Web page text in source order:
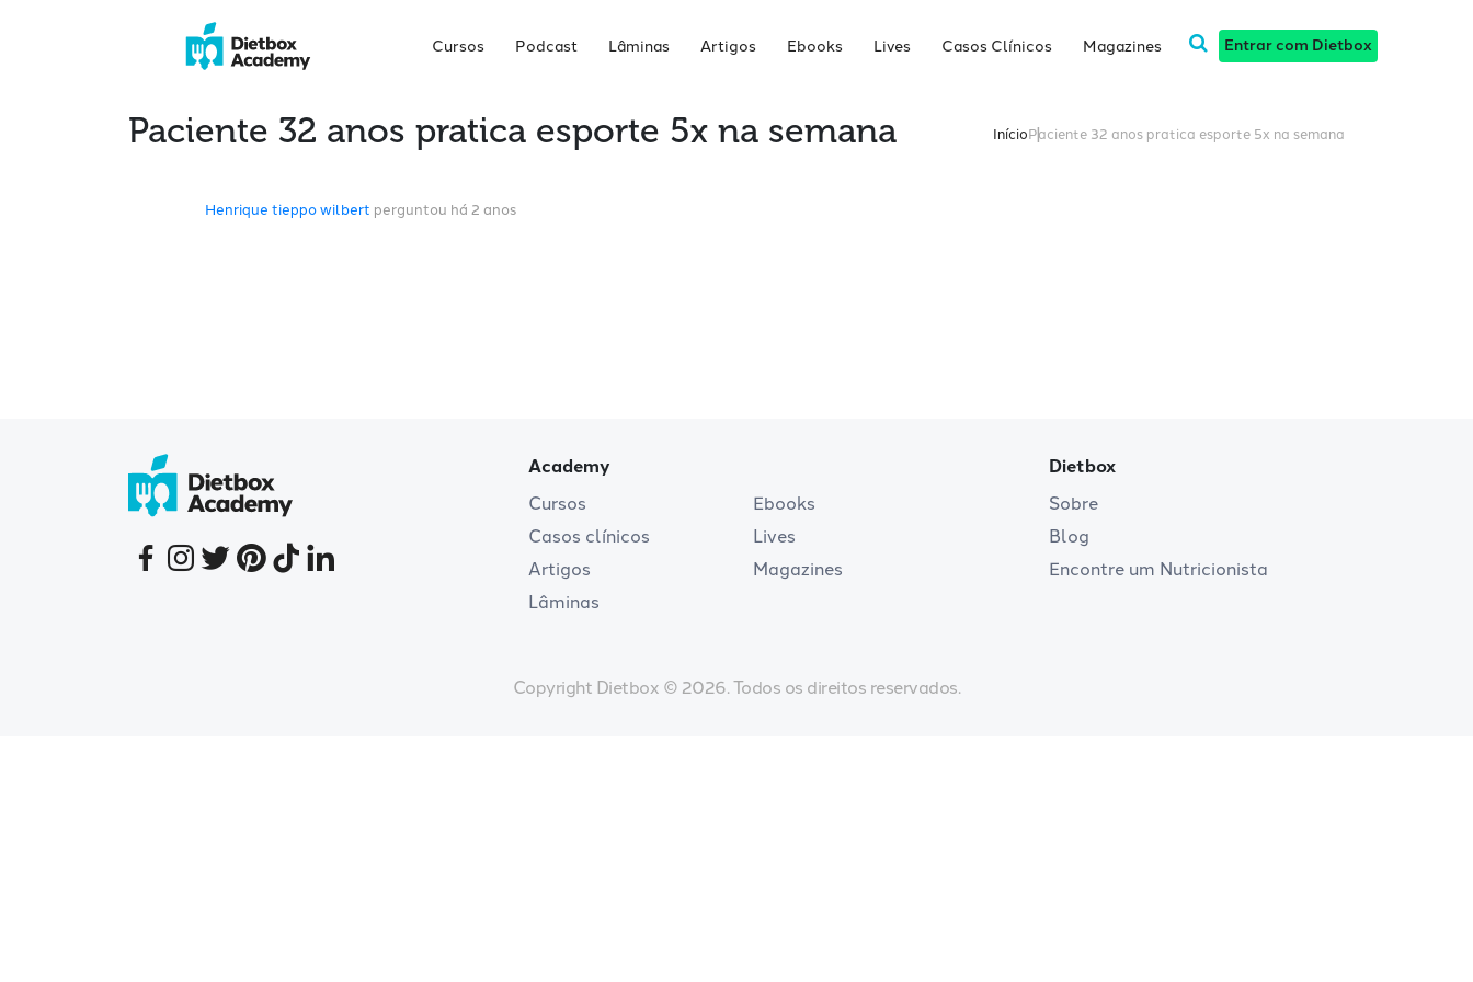
Cursos Podcast Lâminas Artigos Ebooks Lives Casos Clínicos Magazines Entrar com Dietbox
Paciente 32 anos pratica esporte 5x na semana InícioPaciente 32 anos pratica esporte 5x na semana
Henrique tieppo wilbert perguntou há 2 anos
Academy
Cursos
Casos clínicos
Artigos
Lâminas
Ebooks
Lives
Magazines
Dietbox
Sobre
Blog
Encontre um Nutricionista
Copyright Dietbox © 2026. Todos os direitos reservados.